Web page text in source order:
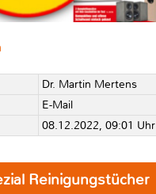
Dr. Martin Mertens
E-Mail
08.12.2022, 09:01 Uhr
Reinigungstücher